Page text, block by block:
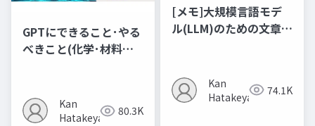
GPTにできること･やる
べきこと(化学･材料研
Kan
Hatakeyama80.3K
[メモ]大規模言語モデ
ル(LLM)のための文章検
Kan
Hatakeyama 74.1K